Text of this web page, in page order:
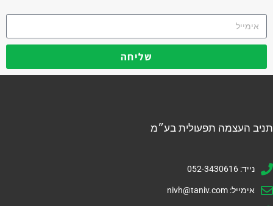
שליחה
תניב העצמה תפעולית בע״מ
נייד: 052-3430616
אימייל: nivh@taniv.com